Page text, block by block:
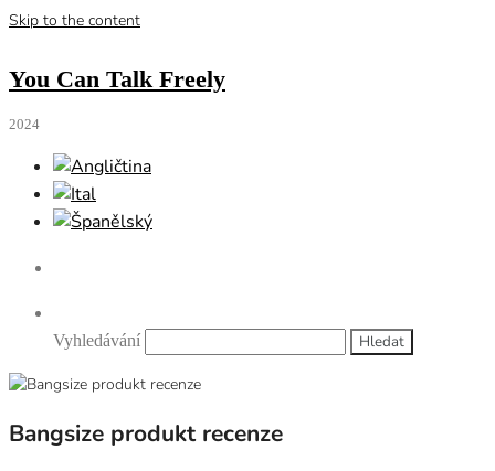
Skip to the content
You Can Talk Freely
2024
Vyhledávání
Bangsize produkt recenze